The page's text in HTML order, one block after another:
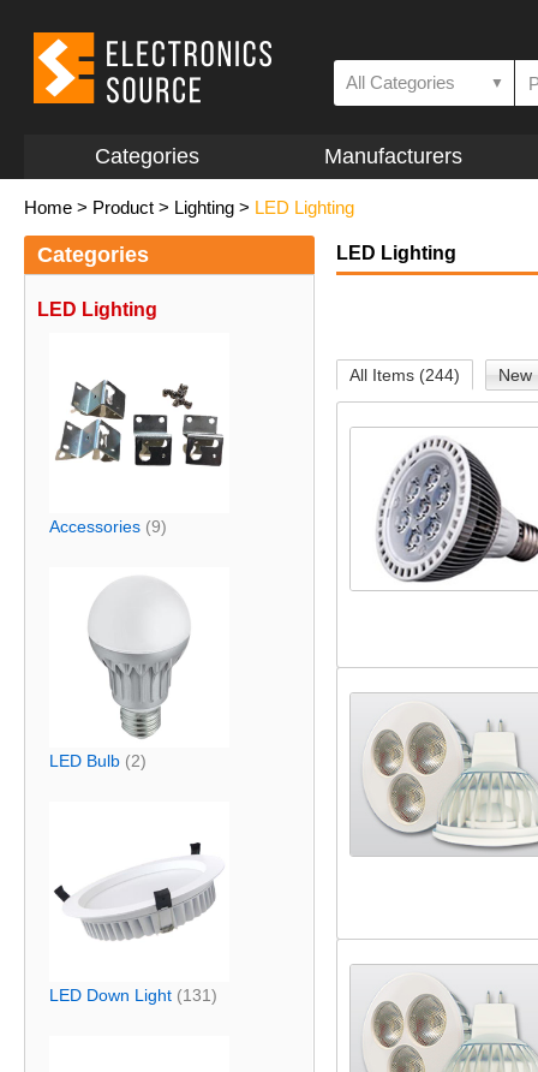
All Categories ▼
Categories Manufacturers
Home > Product > Lighting > LED Lighting
Categories
LED Lighting
Accessories (9)
LED Bulb (2)
LED Down Light (131)
LED Lighting
All Items (244) New